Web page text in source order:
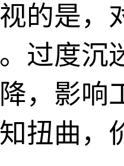
的是，
过度沉
，影响
扭曲，